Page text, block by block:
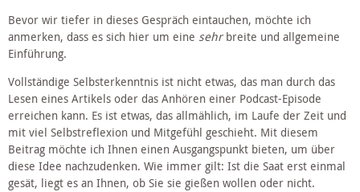
Bevor wir tiefer in dieses Gespräch eintauchen, möchte ich
anmerken, dass es sich hier um eine sehr breite und allgemeine
Einführung.
Vollständige Selbsterkenntnis ist nicht etwas, das man durch das
Lesen eines Artikels oder das Anhören einer Podcast-Episode
erreichen kann. Es ist etwas, das allmählich, im Laufe der Zeit und
mit viel Selbstreflexion und Mitgefühl geschieht. Mit diesem
Beitrag möchte ich Ihnen einen Ausgangspunkt bieten, um über
diese Idee nachzudenken. Wie immer gilt: Ist die Saat erst einmal
gesät, liegt es an Ihnen, ob Sie sie gießen wollen oder nicht.